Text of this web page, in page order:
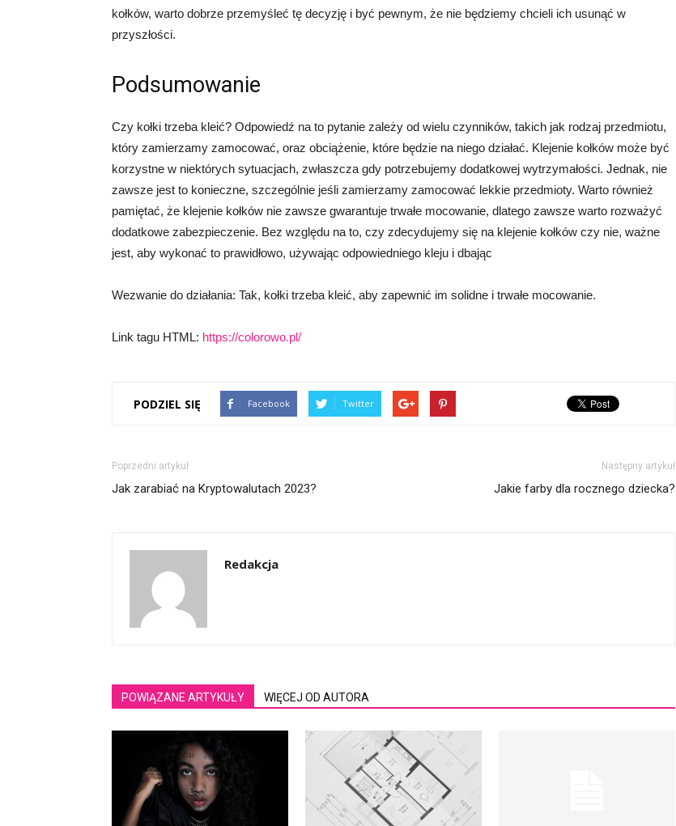
kołków, warto dobrze przemyśleć tę decyzję i być pewnym, że nie będziemy chcieli ich usunąć w
przyszłości.
Podsumowanie
Czy kołki trzeba kleić? Odpowiedź na to pytanie zależy od wielu czynników, takich jak rodzaj przedmiotu,
który zamierzamy zamocować, oraz obciążenie, które będzie na niego działać. Klejenie kołków może być
korzystne w niektórych sytuacjach, zwłaszcza gdy potrzebujemy dodatkowej wytrzymałości. Jednak, nie
zawsze jest to konieczne, szczególnie jeśli zamierzamy zamocować lekkie przedmioty. Warto również
pamiętać, że klejenie kołków nie zawsze gwarantuje trwałe mocowanie, dlatego zawsze warto rozważyć
dodatkowe zabezpieczenie. Bez względu na to, czy zdecydujemy się na klejenie kołków czy nie, ważne
jest, aby wykonać to prawidłowo, używając odpowiedniego kleju i dbając
Wezwanie do działania: Tak, kołki trzeba kleić, aby zapewnić im solidne i trwałe mocowanie.
Link tagu HTML: https://colorowo.pl/
PODZIEL SIĘ Facebook Twitter
Poprzedni artykuł
Jak zarabiać na Kryptowalutach 2023?
Następny artykuł
Jakie farby dla rocznego dziecka?
Redakcja
POWIĄZANE ARTYKUŁY WIĘCEJ OD AUTORA